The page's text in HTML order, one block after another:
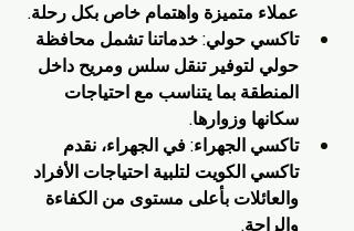
عملاء متميزة واهتمام خاص بكل رحلة.
تاكسي حولي: خدماتنا تشمل محافظة
حولي لتوفير تنقل سلس ومريح داخل
المنطقة بما يتناسب مع احتياجات
سكانها وزوارها.
تاكسي الجهراء: في الجهراء، نقدم
تاكسي الكويت لتلبية احتياجات الأفراد
والعائلات بأعلى مستوى من الكفاءة
والراحة.